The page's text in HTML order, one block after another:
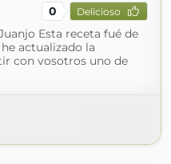
0 Delicioso
Esta receta fué de
actualizado la
con vosotros uno de